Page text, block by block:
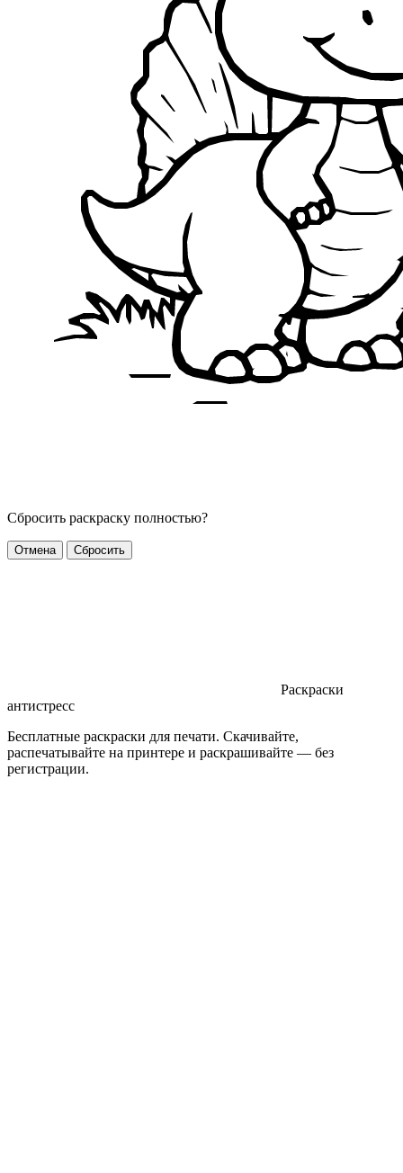
Сбросить раскраску полностью?
Отмена Сбросить
Раскраски
антистресс
Бесплатные раскраски для печати. Скачивайте,
распечатывайте на принтере и раскрашивайте — без
регистрации.